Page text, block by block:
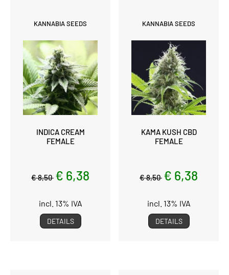
KANNABIA SEEDS
INDICA CREAM
FEMALE
€ 8,50 € 6,38
incl. 13% IVA
DETAILS
KANNABIA SEEDS
KAMA KUSH CBD
FEMALE
€ 8,50 € 6,38
incl. 13% IVA
DETAILS